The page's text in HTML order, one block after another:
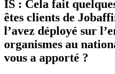
IS : Cela fait
êtes clients de
l’avez déployé sur
organismes au
vous a apporté ?